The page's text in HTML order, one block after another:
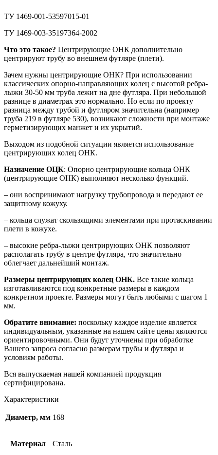
ТУ 1469-001-53597015-01
ТУ 1469-003-35197364-2002
Что это такое? Центрирующие ОНК дополнительно
центрируют трубу во внешнем футляре (плети).
Зачем нужны центрирующие ОНК? При использовании
классических опорно-направляющих колец с высотой ребра-
лыжи 30-50 мм труба лежит на дне футляра. При небольшой
разнице в диаметрах это нормально. Но если по проекту
разница между трубой и футляром значительна (например
труба 219 в футляре 530), возникают сложности при монтаже
герметизирующих манжет и их укрытий.
Выходом из подобной ситуации является использование
центрирующих колец ОНК.
Назначение ОЦК: Опорно центрирующие кольца ОНК
(центрирующие ОНК) выполняют несколько функций.
– они воспринимают нагрузку трубопровода и передают ее
защитному кожуху.
– кольца служат скользящими элементами при протаскивании
плети в кожухе.
– высокие ребра-лыжи центрирующих ОНК позволяют
располагать трубу в центре футляра, что значительно
облегчает дальнейший монтаж.
Размеры центрирующих колец ОНК. Все такие кольца
изготавливаются под конкретные размеры в каждом
конкретном проекте. Размеры могут быть любыми с шагом 1
мм.
Обратите внимание: поскольку каждое изделие является
индивидуальным, указанные на нашем сайте цены являются
ориентировочными. Они будут уточнены при обработке
Вашего запроса согласно размерам трубы и футляра и
условиям работы.
Вся выпускаемая нашей компанией продукция
сертифицирована.
Характеристики
Диаметр, мм 168
Материал Сталь